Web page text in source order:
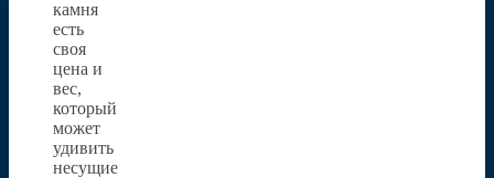
камня
есть
своя
цена и
вес,
который
может
удивить
несущие